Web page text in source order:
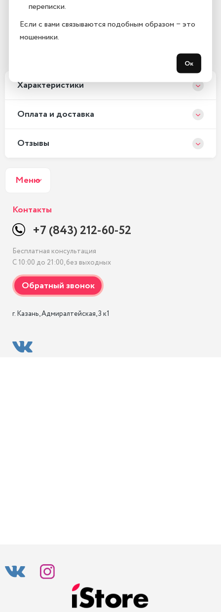
Остались вопросы?
Закажите обратный звонок
Xарактеристики
Оплата и доставка
Отзывы
Меню
Контакты
+7 (843) 212-60-52
Бесплатная консультация
С 10:00 до 21:00, без выходных
г. Казань, Адмиралтейская, 3 к1
переписки.
Если с вами связываются подобным образом − это
мошенники.
Ок